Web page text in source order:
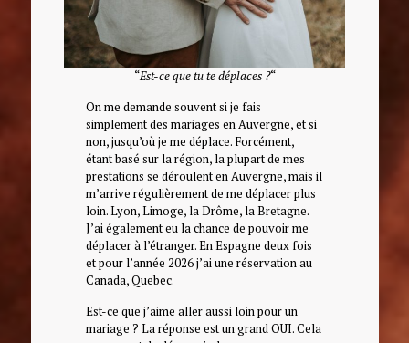
“Est-ce que tu te déplaces ?“
On me demande souvent si je fais
simplement des mariages en Auvergne, et si
non, jusqu’où je me déplace. Forcément,
étant basé sur la région, la plupart de mes
prestations se déroulent en Auvergne, mais il
m’arrive régulièrement de me déplacer plus
loin. Lyon, Limoge, la Drôme, la Bretagne.
J’ai également eu la chance de pouvoir me
déplacer à l’étranger. En Espagne deux fois
et pour l’année 2026 j’ai une réservation au
Canada, Quebec.
Est-ce que j’aime aller aussi loin pour un
mariage ? La réponse est un grand OUI. Cela